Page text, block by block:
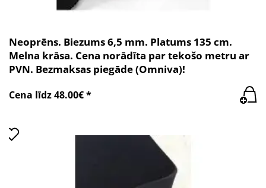
Neoprēns. Biezums 6,5 mm. Platums 135 cm.
Melna krāsa. Cena norādīta par tekošo metru ar
PVN. Bezmaksas piegāde (Omniva)!
Cena līdz 48.00€ *